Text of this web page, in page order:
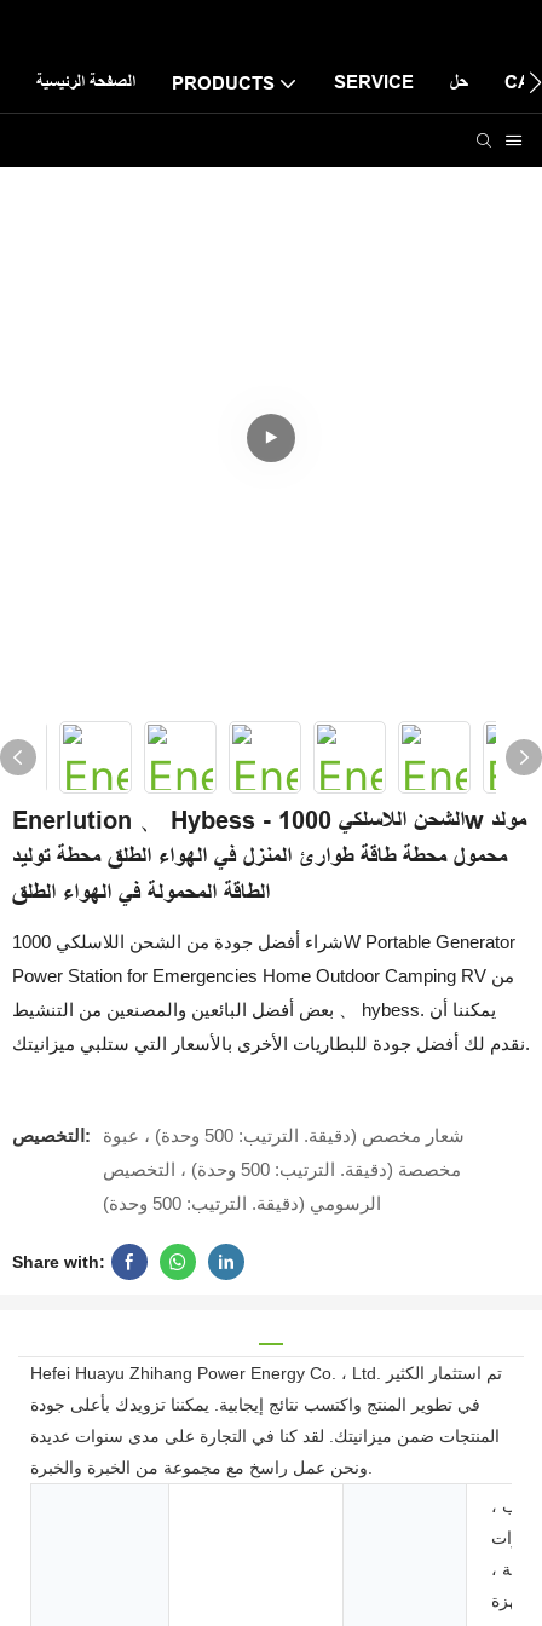
الصفحة الرئيسية PRODUCTS SERVICE حل
Enerlution 、 Hybess - الشحن اللاسلكي 1000w مولد
محمول محطة طاقة طوارئ المنزل في الهواء الطلق محطة توليد
الطاقة المحمولة في الهواء الطلق
شراء أفضل جودة من الشحن اللاسلكي 1000W Portable Generator
Power Station for Emergencies Home Outdoor Camping RV من
بعض أفضل البائعين والمصنعين من التنشيط 、 hybess. يمكننا أن
نقدم لك أفضل جودة للبطاريات الأخرى بالأسعار التي ستلبي ميزانيتك.
التخصيص:
شعار مخصص (دقيقة. الترتيب: 500 وحدة) ، عبوة
مخصصة (دقيقة. الترتيب: 500 وحدة) ، التخصيص
الرسومي (دقيقة. الترتيب: 500 وحدة)
Share with:
Hefei Huayu Zhihang Power Energy Co. ، Ltd. تم استثمار الكثير
في تطوير المنتج واكتسب نتائج إيجابية. يمكننا تزويدك بأعلى جودة
المنتجات ضمن ميزانيتك. لقد كنا في التجارة على مدى سنوات عديدة
،
وأدوات
،